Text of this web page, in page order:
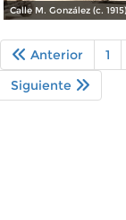
Calle M. González (c. 1915)
Anterior 1
Siguiente